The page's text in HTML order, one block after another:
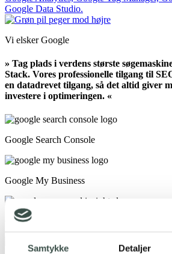
Samtykke Detaljer
Google Data Studio.
Vi elsker Google
» Tag plads i verdens største
Stack. Vores professionelle tilgang til
en datadrevet tilgang, så det altid giver
investere i optimeringen. «
Google Search Console
Google My Business
Google PageSpeed Insight